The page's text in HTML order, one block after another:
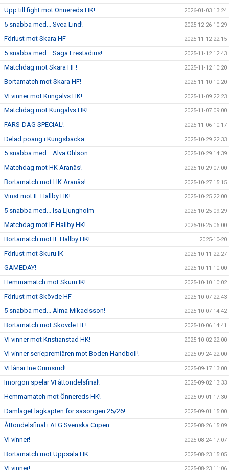
Upp till fight mot Önnereds HK! 2026-01-03 13:24
5 snabba med... Svea Lind! 2025-12-26 10:29
Förlust mot Skara HF 2025-11-12 22:15
5 snabba med... Saga Frestadius! 2025-11-12 12:43
Matchdag mot Skara HF! 2025-11-12 10:20
Bortamatch mot Skara HF! 2025-11-10 10:20
VI vinner mot Kungälvs HK! 2025-11-09 22:23
Matchdag mot Kungälvs HK! 2025-11-07 09:00
FARS-DAG SPECIAL! 2025-11-06 10:17
Delad poäng i Kungsbacka 2025-10-29 22:33
5 snabba med... Alva Ohlson 2025-10-29 14:39
Matchdag mot HK Aranäs! 2025-10-29 07:00
Bortamatch mot HK Aranäs! 2025-10-27 15:15
Vinst mot IF Hallby HK! 2025-10-25 22:00
5 snabba med... Isa Ljungholm 2025-10-25 09:29
Matchdag mot IF Hallby HK! 2025-10-25 06:00
Bortamatch mot IF Hallby HK! 2025-10-20
Förlust mot Skuru IK 2025-10-11 22:27
GAMEDAY! 2025-10-11 10:00
Hemmamatch mot Skuru IK! 2025-10-10 10:02
Förlust mot Skövde HF 2025-10-07 22:43
5 snabba med... Alma Mikaelsson! 2025-10-07 14:42
Bortamatch mot Skövde HF! 2025-10-06 14:41
VI vinner mot Kristianstad HK! 2025-10-02 22:00
VI vinner seriepremiären mot Boden Handboll! 2025-09-24 22:00
VI lånar Ine Grimsrud! 2025-09-17 13:00
Imorgon spelar VI åttondelsfinal! 2025-09-02 13:33
Hemmamatch mot Önnereds HK! 2025-09-01 17:30
Damlaget lagkapten för säsongen 25/26! 2025-09-01 15:00
Åttondelsfinal i ATG Svenska Cupen 2025-08-26 15:09
VI vinner! 2025-08-24 17:07
Bortamatch mot Uppsala HK 2025-08-23 15:05
VI vinner! 2025-08-23 11:06